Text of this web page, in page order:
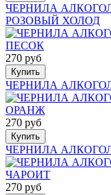
ЧЕРНИЛА
РОЗОВЫЙ ХОЛОД
270 руб
Купить
ЧЕРНИЛА
270 руб
Купить
ЧЕРНИЛА
270 руб